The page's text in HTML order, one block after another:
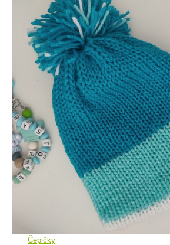
Čepičky